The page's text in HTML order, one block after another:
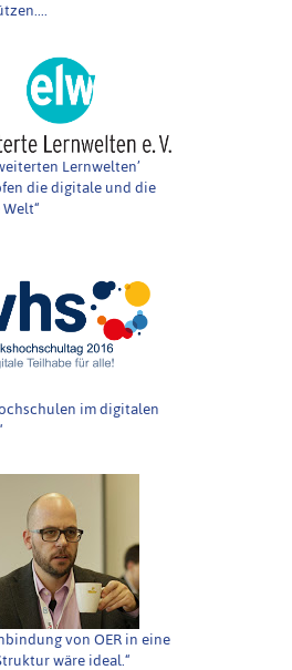
Lernwelten’
die digitale und die
im digitalen
von OER in eine
wäre ideal.“